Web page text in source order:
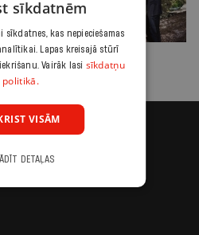
sīkdatnēm
sīkdatnes, kas nepieciešamas
Lapas kreisajā stūrī
Vairāk lasi sīkdatņu
politikā.
VISĀM
DETAĻAS